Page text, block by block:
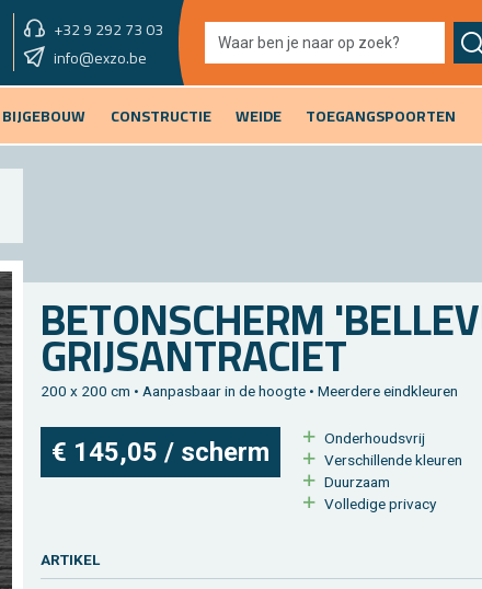
+32 9 292 73 03
showroom morgen
info@exzo.be 9u - 12u30 & 13u30 - 17u
BIJGEBOUW CONSTRUCTIE WEIDE TOEGANGSPOORTEN
BE­TON­SCHERM
GRIJSAN­TRA­CIET
200 x 200 cm • Aan­pas­baar in de hoog­te • Meer­de­re eind­kleu­ren
€ 145,05 / scherm
On­der­houds­vrij
Ver­schil­len­de kleu­ren
Duur­zaam
Vol­le­di­ge pri­va­cy
AR­TI­KEL